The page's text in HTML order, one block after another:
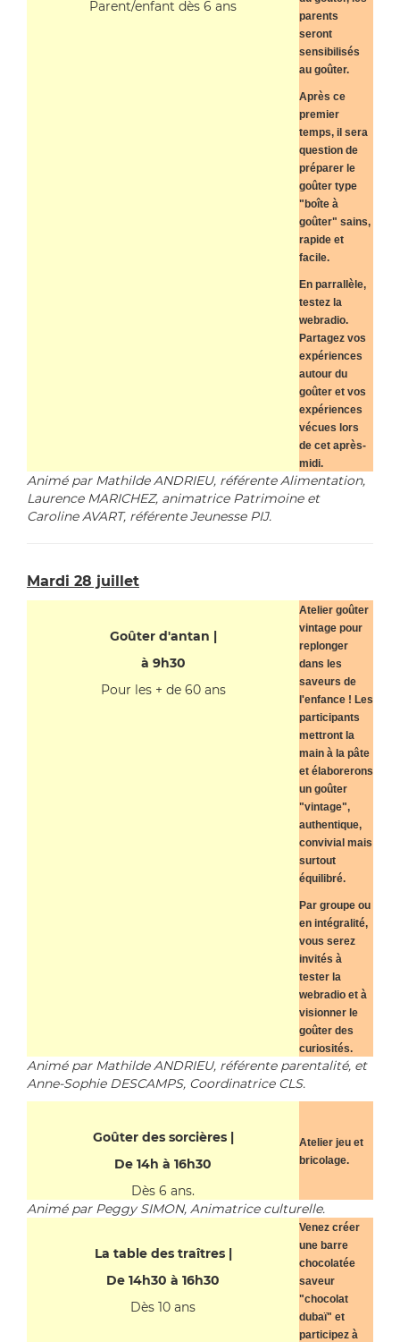
Parent/enfant dès 6 ans
parents
seront
sensibilisés
au goûter.
Après ce
premier
temps, il sera
question de
préparer le
goûter type
"boîte à
goûter" sains,
rapide et
facile.
En parrallèle,
testez la
webradio.
Partagez vos
expériences
autour du
goûter et vos
expériences
vécues lors
de cet après-
midi.
Animé par Mathilde ANDRIEU, référente Alimentation,
Laurence MARICHEZ, animatrice Patrimoine et
Caroline AVART, référente Jeunesse PIJ.
Mardi 28 juillet
Goûter d'antan |
à 9h30
Pour les + de 60 ans
Atelier goûter
vintage pour
replonger
dans les
saveurs de
l'enfance ! Les
participants
mettront la
main à la pâte
et élaborerons
un goûter
"vintage",
authentique,
convivial mais
surtout
équilibré.
Par groupe ou
en intégralité,
vous serez
invités à
tester la
webradio et à
visionner le
goûter des
curiosités.
Animé par Mathilde ANDRIEU, référente parentalité, et
Anne-Sophie DESCAMPS, Coordinatrice CLS.
Goûter des sorcières |
De 14h à 16h30
Dès 6 ans.
Atelier jeu et
bricolage.
Animé par Peggy SIMON, Animatrice culturelle.
La table des traîtres |
De 14h30 à 16h30
Dès 10 ans
Venez créer
une barre
chocolatée
saveur
"chocolat
dubaï" et
participez à